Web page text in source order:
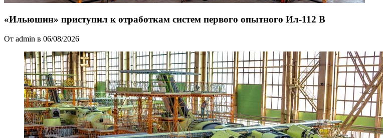
«Ильюшин» приступил к отработкам систем первого опытного Ил-112 В
От admin в 06/08/2026